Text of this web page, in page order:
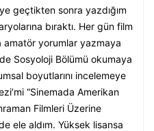
geçtikten sonra yazdığım
bıraktı. Her gün film
amatör yorumlar yazmaya
Sosyoloji Bölümü okumaya
boyutlarını incelemeye
“Sinemada Amerikan
Filmleri Üzerine
ele aldım. Yüksek lisansa